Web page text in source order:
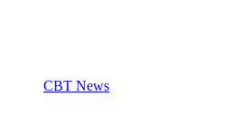
CBT News